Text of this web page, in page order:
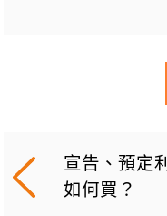
宣告、預定
如何買？